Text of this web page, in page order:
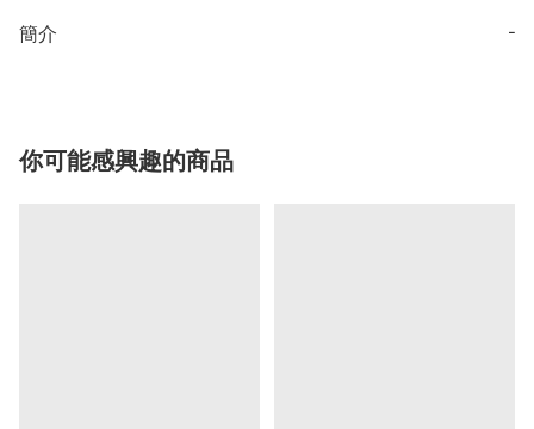
簡介 −
你可能感興趣的商品